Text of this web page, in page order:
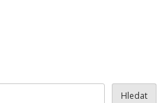
Hledat